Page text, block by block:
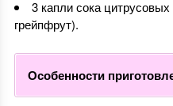
3 капли сока
грейпфрут).
Особенности